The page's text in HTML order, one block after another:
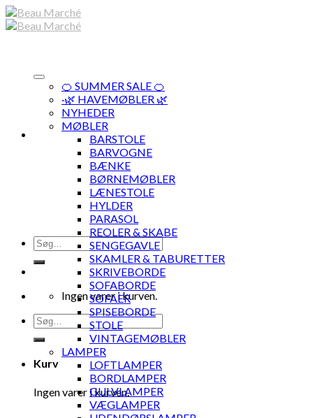
Skip
to
Søg
efter:
Ingen varer i kurven.
Søg
efter:
Kurv
Ingen varer i kurven.
🍊 SUMMER SALE 🍊
·🌿 HAVEMØBLER 🌿
NYHEDER
MØBLER
BARSTOLE
BARVOGNE
BÆNKE
BØRNEMØBLER
LÆNESTOLE
HYLDER
PARASOL
REOLER & SKABE
SENGEGAVLE
SKAMLER & TABURETTER
SKRIVEBORDE
SOFABORDE
SOFAER
SPISEBORDE
STOLE
VINTAGEMØBLER
LAMPER
LOFTLAMPER
BORDLAMPER
GULVLAMPER
VÆGLAMPER